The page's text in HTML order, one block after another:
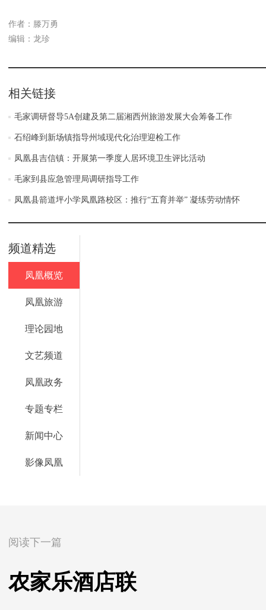
作者：滕万勇
编辑：龙珍
相关链接
毛家调研督导5A创建及第二届湘西州旅游发展大会筹备工作
石绍峰到新场镇指导州域现代化治理迎检工作
凤凰县吉信镇：开展第一季度人居环境卫生评比活动
毛家到县应急管理局调研指导工作
凤凰县箭道坪小学凤凰路校区：推行“五育并举” 凝练劳动情怀
频道精选
凤凰概览
凤凰旅游
理论园地
文艺频道
凤凰政务
专题专栏
新闻中心
影像凤凰
阅读下一篇
农家乐酒店联